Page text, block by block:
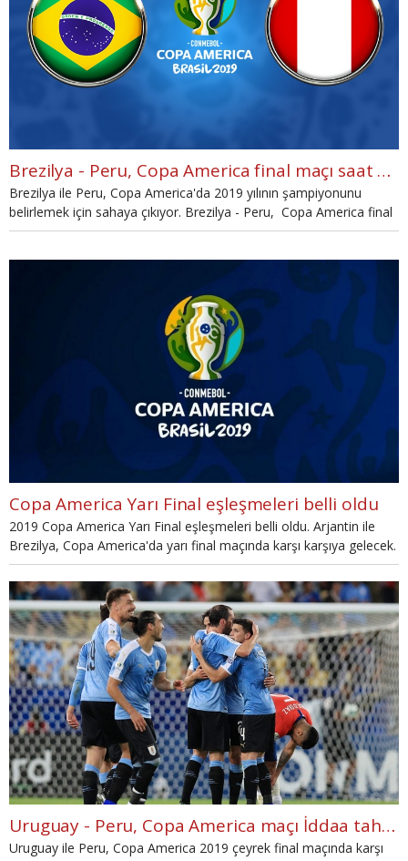
Brezilya - Peru, Copa America final maçı saat kaçta, hangi kanalda?
Brezilya ile Peru, Copa America'da 2019 yılının şampiyonunu
belirlemek için sahaya çıkıyor. Brezilya - Peru, Copa America final
maçı saat kaçta, hangi kanalda? Dev final öncesi merak edilen
Copa America Yarı Final eşleşmeleri belli oldu
2019 Copa America Yarı Final eşleşmeleri belli oldu. Arjantin ile
Brezilya, Copa America'da yarı final maçında karşı karşıya gelecek.
Bir diğer eşleşme ise Peru ile Şili arasında oynanacak.
Uruguay - Peru, Copa America maçı İddaa tahmini
Uruguay ile Peru, Copa America 2019 çeyrek final maçında karşı